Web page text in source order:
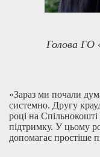
Голова ГО
«Зараз ми почали
системно. Другу
році на
підтримку. У цьому
допомагає простіше